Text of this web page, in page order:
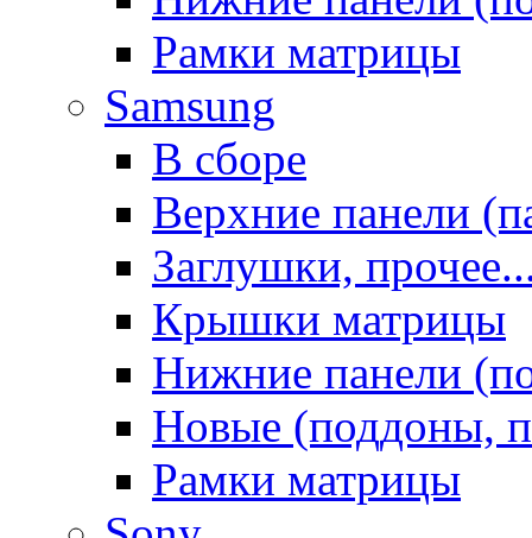
Рамки матрицы
Samsung
В сборе
Верхние панели
Заглушки,
Крышки матрицы
Нижние панели
Новые (поддоны,
Рамки матрицы